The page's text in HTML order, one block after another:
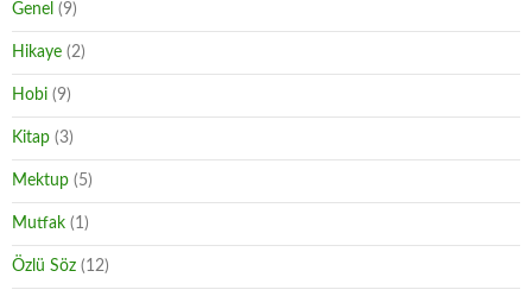
Genel (9)
Hikaye (2)
Hobi (9)
Kitap (3)
Mektup (5)
Mutfak (1)
Özlü Söz (12)